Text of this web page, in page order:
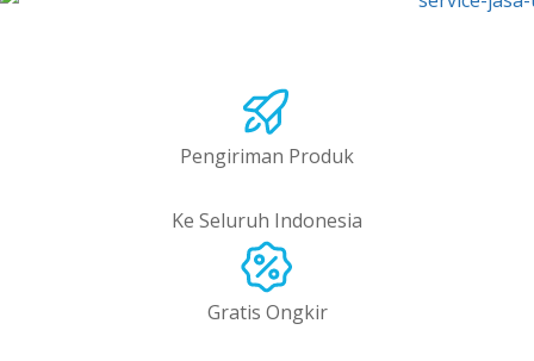
Pengiriman Produk
Ke Seluruh Indonesia
Gratis Ongkir